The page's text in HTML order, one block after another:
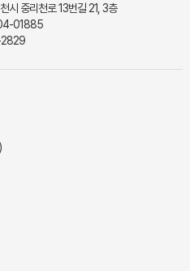
시 중리천로 13번길 21, 3층
01885
2829